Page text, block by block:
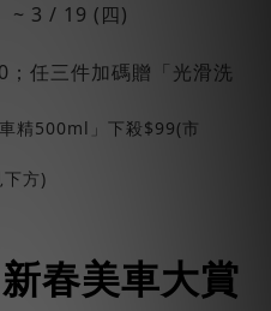
~ 3 / 19 (四)
任三件加碼贈「光滑洗
精500ml」下殺$99(市
方)
春美車大賞